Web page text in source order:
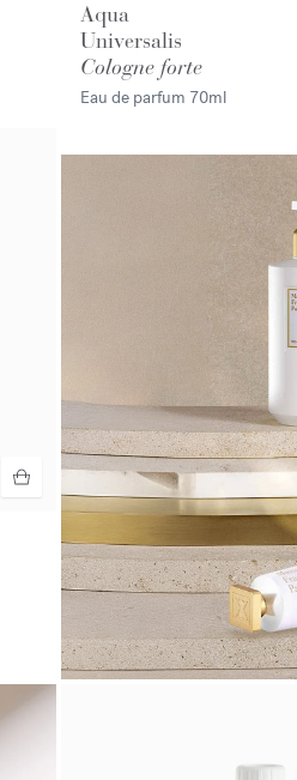
Aqua
Universalis
Cologne forte
Eau de parfum 70ml